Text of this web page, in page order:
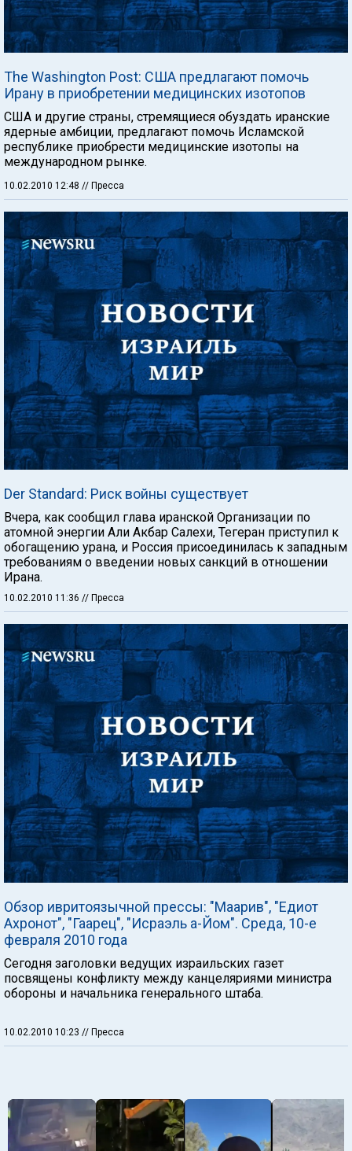
The Washington Post: США предлагают помочь
Ирану в приобретении медицинских изотопов
США и другие страны, стремящиеся обуздать иранские
ядерные амбиции, предлагают помочь Исламской
республике приобрести медицинские изотопы на
международном рынке.
10.02.2010 12:48 // Пресса
Der Standard: Риск войны существует
Вчера, как сообщил глава иранской Организации по
атомной энергии Али Акбар Салехи, Тегеран приступил к
обогащению урана, и Россия присоединилась к западным
требованиям о введении новых санкций в отношении
Ирана.
10.02.2010 11:36 // Пресса
Обзор ивритоязычной прессы: "Маарив", "Едиот
Ахронот", "Гаарец", "Исраэль а-Йом". Среда, 10-е
февраля 2010 года
Сегодня заголовки ведущих израильских газет
посвящены конфликту между канцеляриями министра
обороны и начальника генерального штаба.
10.02.2010 10:23 // Пресса